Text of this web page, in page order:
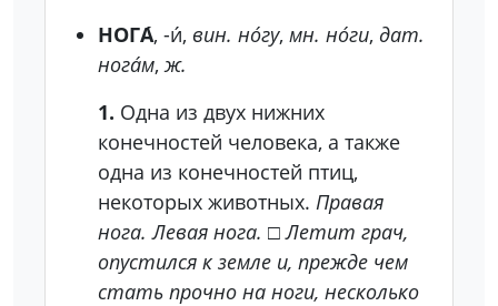
НОГА́, -и́, вин. но́гу, мн. но́ги, дат.
нога́м,ж.
1. Одна из двух нижних
конечностей человека, а также
одна из конечностей птиц,
некоторых животных. Правая
нога. Левая нога. □Летит грач,
опустился к земле и, прежде чем
стать прочно на ноги, несколько